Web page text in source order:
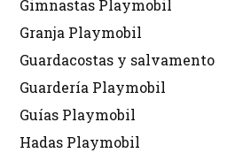
Gimnastas Playmobil
Granja Playmobil
Guardacostas y salvamento
Guardería Playmobil
Guías Playmobil
Hadas Playmobil